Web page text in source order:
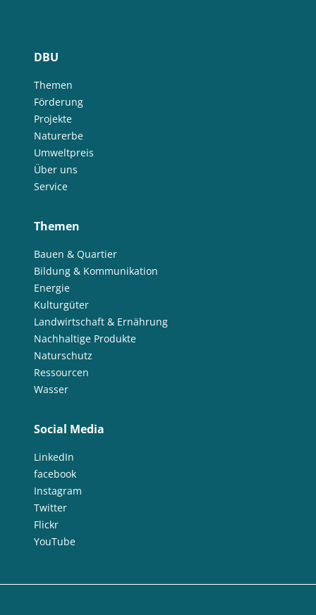
DBU
Themen
Förderung
Projekte
Naturerbe
Umweltpreis
Über uns
Service
Themen
Bauen & Quartier
Bildung & Kommunikation
Energie
Kulturgüter
Landwirtschaft & Ernährung
Nachhaltige Produkte
Naturschutz
Ressourcen
Wasser
Social Media
LinkedIn
facebook
Instagram
Twitter
Flickr
YouTube